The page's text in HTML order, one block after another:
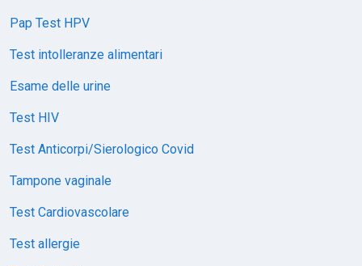
Pap Test HPV
Test intolleranze alimentari
Esame delle urine
Test HIV
Test Anticorpi/Sierologico Covid
Tampone vaginale
Test Cardiovascolare
Test allergie